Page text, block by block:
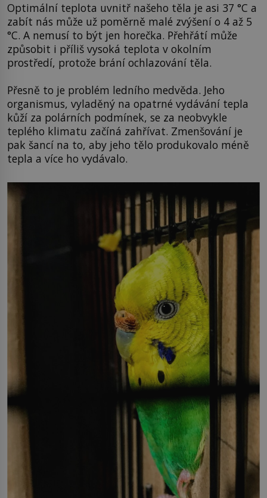
Optimální teplota uvnitř našeho těla je asi 37 °C a
zabít nás může už poměrně malé zvýšení o 4 až 5
°C. A nemusí to být jen horečka. Přehřátí může
způsobit i příliš vysoká teplota v okolním
prostředí, protože brání ochlazování těla.
Přesně to je problém ledního medvěda. Jeho
organismus, vyladěný na opatrné vydávání tepla
kůží za polárních podmínek, se za neobvykle
teplého klimatu začíná zahřívat. Zmenšování je
pak šancí na to, aby jeho tělo produkovalo méně
tepla a více ho vydávalo.